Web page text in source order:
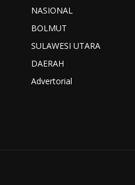
NASIONAL
BOLMUT
SULAWESI UTARA
DAERAH
Advertorial